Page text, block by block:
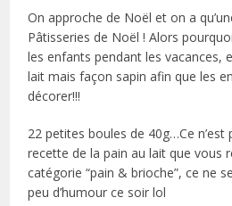
On approche de Noël et on a
Pâtisseries de Noël ! Alors
les enfants pendant les vacances,
lait mais façon sapin afin que les
décorer!!!
22 petites boules de 40g…Ce n’est
recette de la pain au lait que vous
catégorie “pain & brioche”, ce ne
peu d’humour ce soir lol